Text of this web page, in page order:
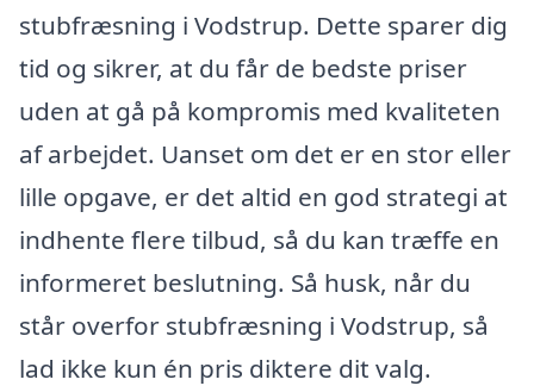
stubfræsning i Vodstrup. Dette sparer dig
tid og sikrer, at du får de bedste priser
uden at gå på kompromis med kvaliteten
af arbejdet. Uanset om det er en stor eller
lille opgave, er det altid en god strategi at
indhente flere tilbud, så du kan træffe en
informeret beslutning. Så husk, når du
står overfor stubfræsning i Vodstrup, så
lad ikke kun én pris diktere dit valg.